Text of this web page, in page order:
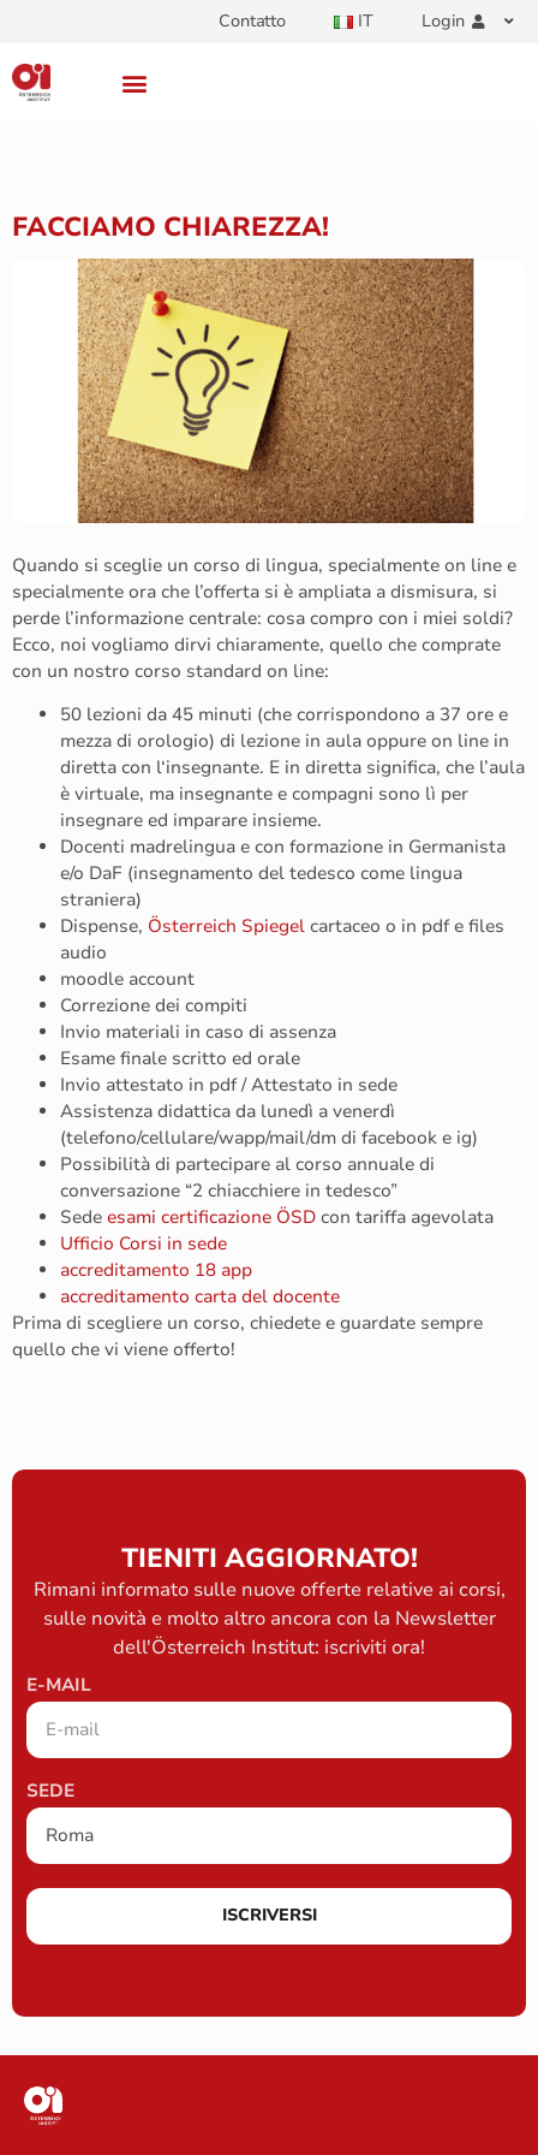
Contatto IT Login
FACCIAMO CHIAREZZA!
Quando si sceglie un corso di lingua, specialmente on line e
specialmente ora che l’offerta si è ampliata a dismisura, si
perde l’informazione centrale: cosa compro con i miei soldi?
Ecco, noi vogliamo dirvi chiaramente, quello che comprate
con un nostro corso standard on line:
50 lezioni da 45 minuti (che corrispondono a 37 ore e
mezza di orologio) di lezione in aula oppure on line in
diretta con l‘insegnante. E in diretta significa, che l’aula
è virtuale, ma insegnante e compagni sono lì per
insegnare ed imparare insieme.
Docenti madrelingua e con formazione in Germanista
e/o DaF (insegnamento del tedesco come lingua
straniera)
Dispense, Österreich Spiegel cartaceo o in pdf e files
audio
moodle account
Correzione dei compiti
Invio materiali in caso di assenza
Esame finale scritto ed orale
Invio attestato in pdf / Attestato in sede
Assistenza didattica da lunedì a venerdì
(telefono/cellulare/wapp/mail/dm di facebook e ig)
Possibilità di partecipare al corso annuale di
conversazione “2 chiacchiere in tedesco”
Sede esami certificazione ÖSD con tariffa agevolata
Ufficio Corsi in sede
accreditamento 18 app
accreditamento carta del docente
Prima di scegliere un corso, chiedete e guardate sempre
quello che vi viene offerto!
TIENITI AGGIORNATO!
Rimani informato sulle nuove offerte relative ai corsi,
sulle novità e molto altro ancora con la Newsletter
dell'Österreich Institut: iscriviti ora!
E-MAIL
SEDE
ISCRIVERSI